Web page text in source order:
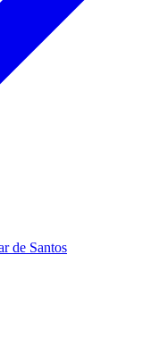
de Santos